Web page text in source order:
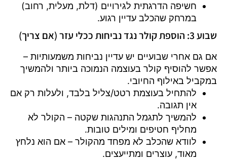
חשיפה הדרגתית לגירויים (דלת, מעלית, רחוב)
במרחק שהכלב עדיין רגוע.
שבוע 3: הוספת קולר נגד נביחות ככלי עזר (אם צריך)
אם גם אחרי שבועיים יש עדיין נביחות משמעותיות –
אפשר להוסיף קולר בעוצמה הנמוכה ביותר ולהמשיך
במקביל באילוף החיובי.
להתחיל בעוצמת רטט/צליל בלבד, ולעלות רק אם
אין תגובה.
להמשיך לתגמל התנהגות שקטה – הקולר לא
מחליף חטיפים ומילים טובות.
לוודא שהכלב לא מפחד מהקולר – אם הוא נלחץ
מאוד, עוצרים ומתייעצים.